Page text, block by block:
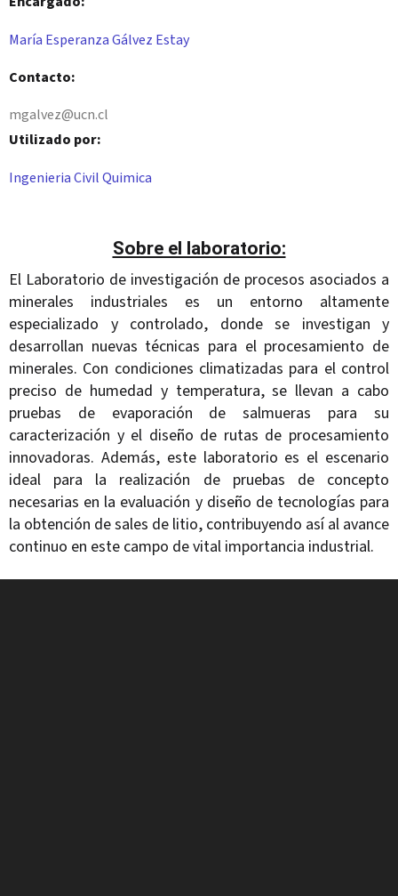
María Esperanza Gálvez Estay
Contacto:
mgalvez@ucn.cl
Utilizado por:
Ingenieria Civil Quimica
Sobre el laboratorio:
El Laboratorio de investigación de procesos asociados a
minerales industriales es un entorno altamente
especializado y controlado, donde se investigan y
desarrollan nuevas técnicas para el procesamiento de
minerales. Con condiciones climatizadas para el control
preciso de humedad y temperatura, se llevan a cabo
pruebas de evaporación de salmueras para su
caracterización y el diseño de rutas de procesamiento
innovadoras. Además, este laboratorio es el escenario
ideal para la realización de pruebas de concepto
necesarias en la evaluación y diseño de tecnologías para
la obtención de sales de litio, contribuyendo así al avance
continuo en este campo de vital importancia industrial.